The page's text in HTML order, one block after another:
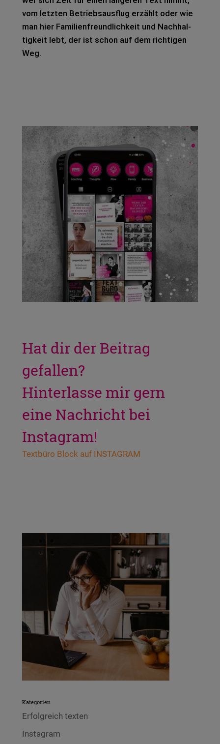
vom letz­ten Betriebs­aus­flug erzählt oder wie
man hier Fami­li­en­freund­lich­keit und Nach­hal­
tig­keit lebt, der ist schon auf dem rich­ti­gen
Weg.
Hat dir der Beitrag
gefallen?
Hinterlasse mir gern
eine Nachricht bei
Instagram!
Text­bü­ro Block auf INSTAGRAM
Kategorien
Erfolgreich texten
Instagram